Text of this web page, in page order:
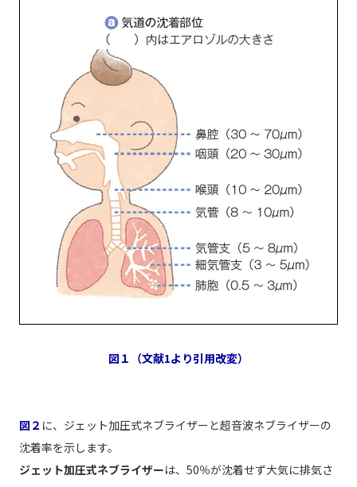
図１（文献1より引用改変）
図２ に、ジェット加圧式ネブライザーと超音波ネブライザーの
沈着率を示します。
ジェット加圧式ネブライザーは、50％が沈着せず大気に排気さ